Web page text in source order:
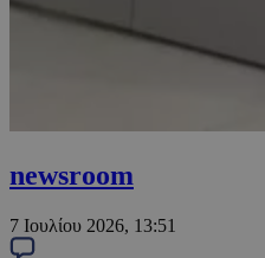
newsroom
7 Ιουλίου 2026, 13:51